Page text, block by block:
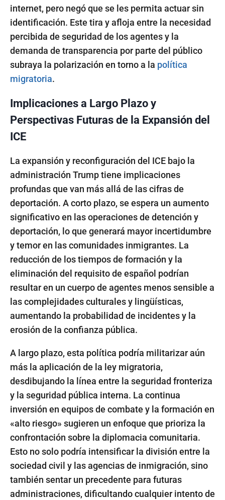
internet, pero negó que se les permita actuar sin
identificación. Este tira y afloja entre la necesidad
percibida de seguridad de los agentes y la
demanda de transparencia por parte del público
subraya la polarización en torno a la política
migratoria.
Implicaciones a Largo Plazo y
Perspectivas Futuras de la Expansión del
ICE
La expansión y reconfiguración del ICE bajo la
administración Trump tiene implicaciones
profundas que van más allá de las cifras de
deportación. A corto plazo, se espera un aumento
significativo en las operaciones de detención y
deportación, lo que generará mayor incertidumbre
y temor en las comunidades inmigrantes. La
reducción de los tiempos de formación y la
eliminación del requisito de español podrían
resultar en un cuerpo de agentes menos sensible a
las complejidades culturales y lingüísticas,
aumentando la probabilidad de incidentes y la
erosión de la confianza pública.
A largo plazo, esta política podría militarizar aún
más la aplicación de la ley migratoria,
desdibujando la línea entre la seguridad fronteriza
y la seguridad pública interna. La continua
inversión en equipos de combate y la formación en
«alto riesgo» sugieren un enfoque que prioriza la
confrontación sobre la diplomacia comunitaria.
Esto no solo podría intensificar la división entre la
sociedad civil y las agencias de inmigración, sino
también sentar un precedente para futuras
administraciones, dificultando cualquier intento de